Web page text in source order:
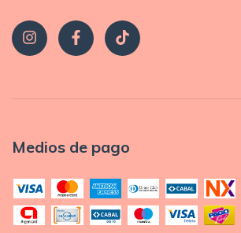
Medios de pago